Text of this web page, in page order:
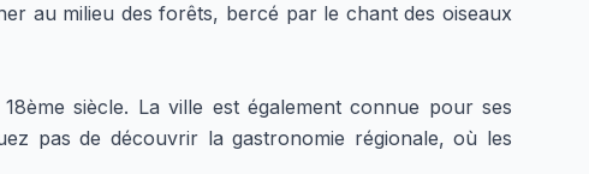
au milieu des forêts, bercé par le chant des oiseaux
siècle. La ville est également connue pour ses
pas de découvrir la gastronomie régionale, où les